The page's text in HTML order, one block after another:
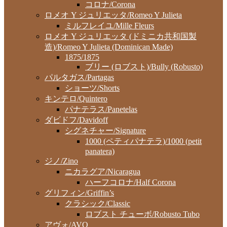
コロナ/Corona
ロメオ Y ジュリエッタ/Romeo Y Julieta
ミルフレイユ/Mille Fleurs
ロメオ Y ジュリエッタ (ドミニカ共和国製
造)/Romeo Y Julieta (Dominican Made)
1875/1875
ブリー (ロブスト)/Bully (Robusto)
パルタガス/Partagas
ショーツ/Shorts
キンテロ/Quintero
パナテラス/Panetelas
ダビドフ/Davidoff
シグネチャー/Signature
1000 (ペティパナテラ)/1000 (petit
panatera)
ジノ/Zino
ニカラグア/Nicaragua
ハーフコロナ/Half Corona
グリフィン/Griffin’s
クラシック/Classic
ロブスト チューボ/Robusto Tubo
アヴォ/AVO